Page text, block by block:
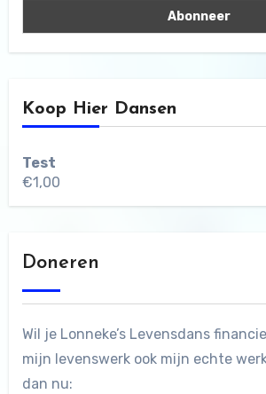
Koop Hier Dansen
Test
€1,00
Doneren
Wil je Lonneke’s Levensdans
mijn levenswerk ook mijn echte
dan nu: